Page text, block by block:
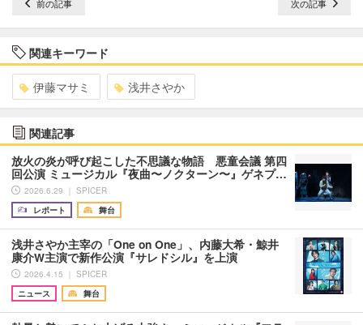
前の記事 次の記事
関連キーワード
伊藤マサミ 浅井さやか
関連記事
放火の炎が呼び起こした不思議な物語 悪童会議 第四
回公演 ミュージカル『夜曲〜ノクターン〜』ゲネプ…
2026.6.29 ｜ SPICER
レポート
舞台
浅井さやか主宰の「One on One」、内藤大希・鯨井
康介W主演で新作公演『サレドシル』を上演
2026.4.15 ｜ SPICER
ニュース
舞台